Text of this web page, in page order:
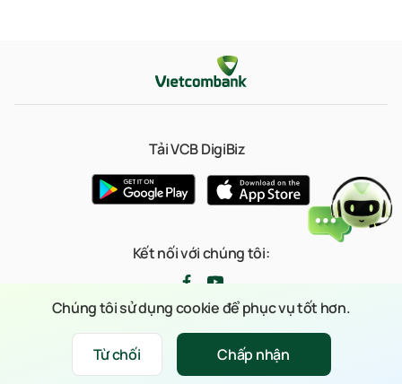
Tải VCB DigiBiz
Kết nối với chúng tôi:
© 2023 Bản quyền thuộc về Ngân hàng TMCP Ngoại thương Việt Nam
(Vietcombank)
Từ chối
Chúng tôi sử dụng cookie để phục vụ tốt hơn.
Chấp nhận